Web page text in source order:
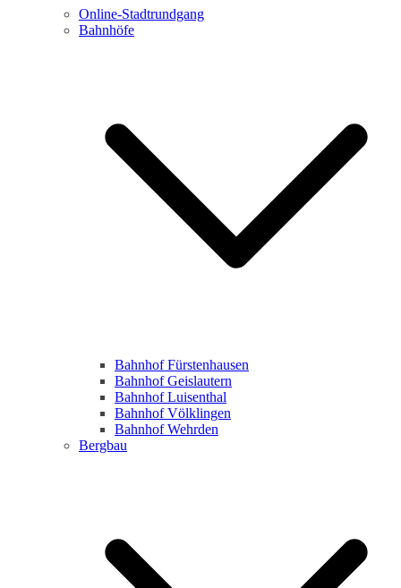
Online-Stadtrundgang
Bahnhöfe
Bahnhof Fürstenhausen
Bahnhof Geislautern
Bahnhof Luisenthal
Bahnhof Völklingen
Bahnhof Wehrden
Bergbau